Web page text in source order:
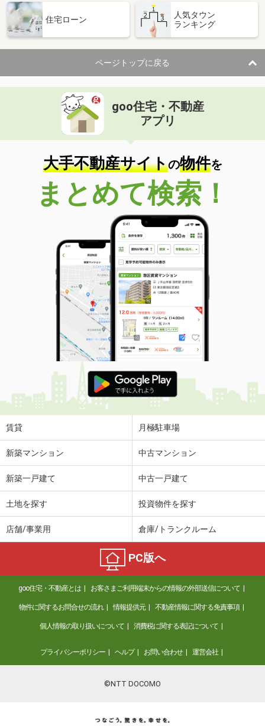
住宅ローン
人気タウン
ランキング
ページトップに戻る
goo住宅・不動産
アプリ
大手不動産サイトの物件を
まとめて検索！
賃貸 月極駐車場
新築マンション 中古マンション
新築一戸建て 中古一戸建て
土地を探す 投資物件を探す
店舗/事業用 倉庫/トランクルーム
PC版へ
goo住宅・不動産とは お客さまご利用端末からの情報の外部送信について
物件に関するお問合せの流れ 情報提供元 不動産情報に関する免責事項
個人情報の取り扱いについて 消費税に関する表記について
プライバシーポリシー ヘルプ お問い合わせ 運営会社
©NTT DOCOMO